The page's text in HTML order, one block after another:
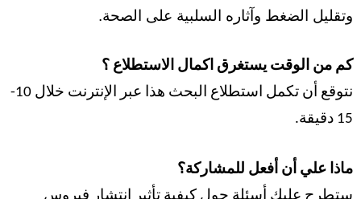
وتقليل الضغط وآثاره السلبية على الصحة.
كم من الوقت يستغرق اكمال الاستطلاع ؟
نتوقع أن تكمل استطلاع البحث هذا عبر الإنترنت خلال 10-
15 دقيقة.
ماذا علي أن أفعل للمشاركة؟
فيروس